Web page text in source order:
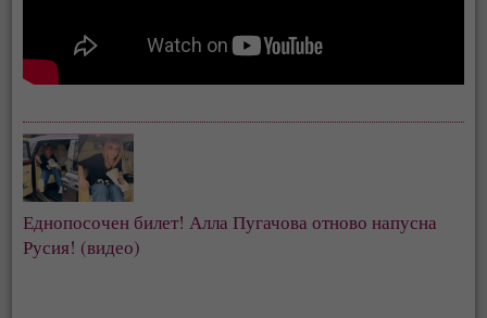
Еднопосочен билет! Алла Пугачова отново напусна
Русия! (видео)